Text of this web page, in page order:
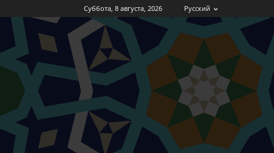
Суббота, 8 августа, 2026 Русский